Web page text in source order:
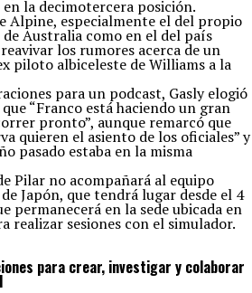
la decimotercera posición.
Alpine, especialmente el del propio
Australia como en el del país
los rumores acerca de un
piloto albiceleste de Williams a la
para un podcast, Gasly elogió
“Franco está haciendo un gran
pronto”, aunque remarcó que
quieren el asiento de los oficiales” y
pasado estaba en la misma
Pilar no acompañará al equipo
Japón, que tendrá lugar desde el 4
permanecerá en la sede ubicada en
realizar sesiones con el simulador.
para crear, investigar y colaborar